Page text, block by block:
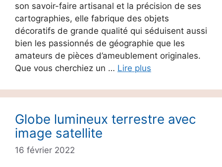
son savoir-faire artisanal et la précision de ses
cartographies, elle fabrique des objets
décoratifs de grande qualité qui séduisent aussi
bien les passionnés de géographie que les
amateurs de pièces d’ameublement originales.
Que vous cherchiez un … Lire plus
Globe lumineux terrestre avec
image satellite
16 février 2022